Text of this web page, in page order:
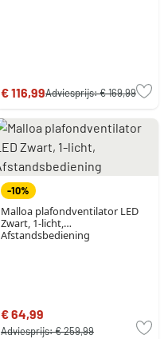
€ 116,99Adviesprijs:€ 169,99
-10%
Malloa plafondventilator LED
Zwart, 1-licht,
Afstandsbediening
€ 64,99
Adviesprijs:€ 259,99